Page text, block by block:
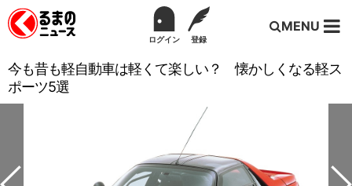
ログイン 登録
MENU
今も昔も軽自動車は軽くて楽しい？ 懐かしくなる軽ス
ポーツ5選